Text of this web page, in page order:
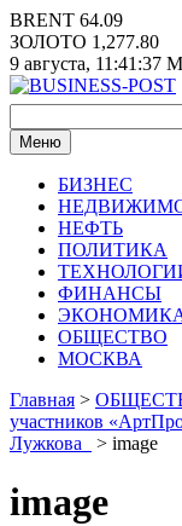
Перейти
к
содержимому
BRENT 64.09
ЗОЛОТО 1,277.80
9 августа, 11:41:37
Меню
БИЗНЕС
НЕФТЬ
ПОЛИТИКА
ФИНАНСЫ
ОБЩЕСТВО
МОСКВА
Главная >
участников
Лужкова
> image
image